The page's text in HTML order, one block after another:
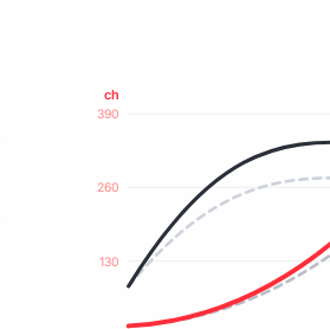
130
260
390
ch